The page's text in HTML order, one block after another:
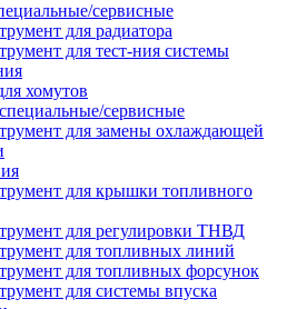
сервисные
для радиатора
для тест-ния системы
хомутов
сервисные
для замены охлаждающей
для крышки топливного
для регулировки ТНВД
для топливных линий
для топливных форсунок
для системы впуска